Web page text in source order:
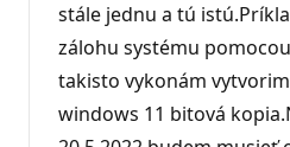
stále jednu a tú
zálohu systému
takisto vykonám
windows 11 bitová